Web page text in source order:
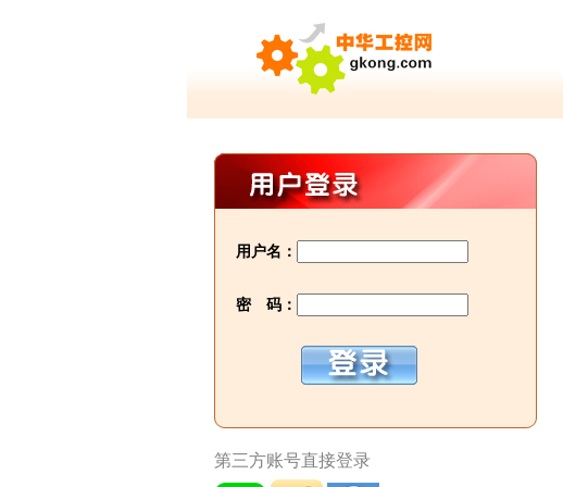
用户名：
密 码：
第三方账号直接登录